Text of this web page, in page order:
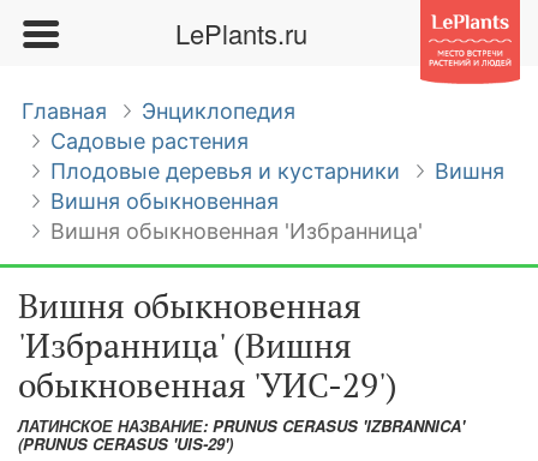
LePlants.ru
Главная
Энциклопедия
Садовые растения
Плодовые деревья и кустарники
Вишня
Вишня обыкновенная
Вишня обыкновенная 'Избранница'
Вишня обыкновенная
'Избранница' (Вишня
обыкновенная 'УИС-29')
ЛАТИНСКОЕ НАЗВАНИЕ: PRUNUS CERASUS 'IZBRANNICA'
(PRUNUS CERASUS 'UIS-29')